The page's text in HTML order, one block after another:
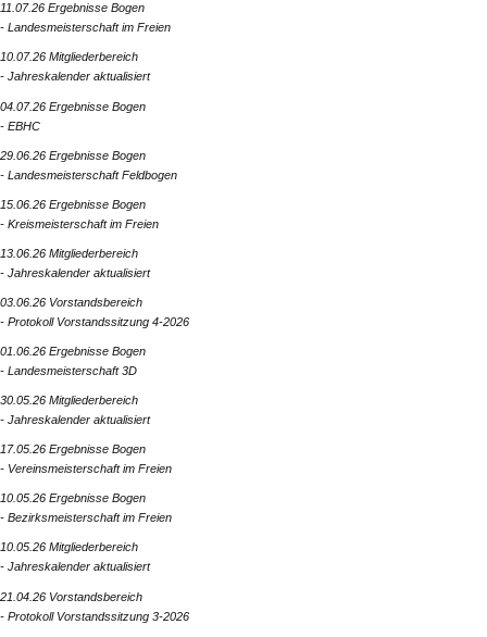
11.07.26 Ergebnisse Bogen
- Landesmeisterschaft im Freien
10.07.26 Mitgliederbereich
- Jahreskalender aktualisiert
04.07.26 Ergebnisse Bogen
- EBHC
29.06.26 Ergebnisse Bogen
- Landesmeisterschaft Feldbogen
15.06.26 Ergebnisse Bogen
- Kreismeisterschaft im Freien
13.06.26 Mitgliederbereich
- Jahreskalender aktualisiert
03.06.26 Vorstandsbereich
- Protokoll Vorstandssitzung 4-2026
01.06.26 Ergebnisse Bogen
- Landesmeisterschaft 3D
30.05.26 Mitgliederbereich
- Jahreskalender aktualisiert
17.05.26 Ergebnisse Bogen
- Vereinsmeisterschaft im Freien
10.05.26 Ergebnisse Bogen
- Bezirksmeisterschaft im Freien
10.05.26 Mitgliederbereich
- Jahreskalender aktualisiert
21.04.26 Vorstandsbereich
- Protokoll Vorstandssitzung 3-2026